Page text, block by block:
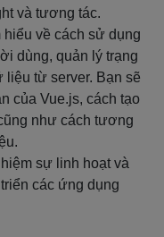
và tương tác.
hiểu về cách sử dụng
dùng, quản lý trạng
từ server. Bạn sẽ
của Vue.js, cách tạo
như cách tương
sự linh hoạt và
các ứng dụng